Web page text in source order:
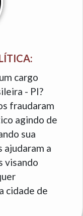
cargo
- PI?
fraudaram
agindo de
sua
ajudaram a
visando
cidade de